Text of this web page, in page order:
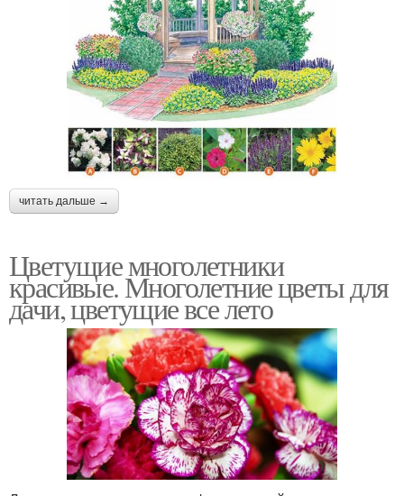
читать дальше →
Цветущие многолетники
красивые. Многолетние цветы для
дачи, цветущие все лето